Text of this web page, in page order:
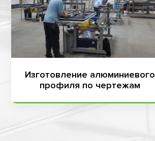
Изготовление алюминиевого
профиля по чертежам